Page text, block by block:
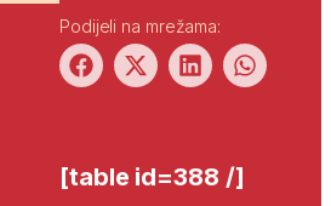
Podijeli na mrežama:
[table id=388 /]